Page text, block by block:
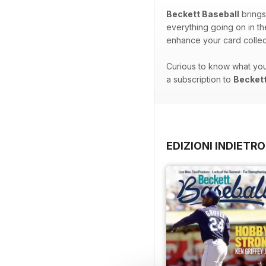
Beckett Baseball
everything going on in
enhance your card
Curious to know what
a subscription to
EDIZIONI INDIETRO